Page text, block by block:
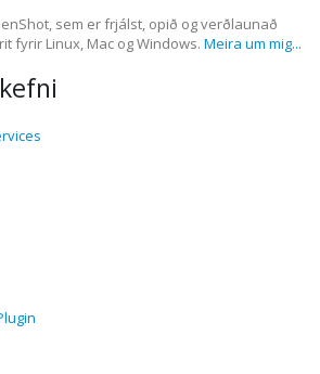
sem er frjálst, opið og verðlaunað
fyrir Linux, Mac og Windows. Meira um mig...